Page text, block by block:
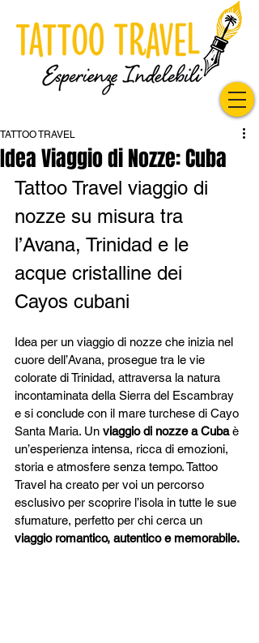
Idea Viaggio di Nozze: Cuba
TATTOO TRAVEL
Tattoo Travel viaggio di
nozze su misura tra
l’Avana, Trinidad e le
acque cristalline dei
Cayos cubani
Idea per un viaggio di nozze che inizia nel
cuore dell’Avana, prosegue tra le vie
colorate di Trinidad, attraversa la natura
incontaminata della Sierra del Escambray
e si conclude con il mare turchese di Cayo
Santa Maria. Un viaggio di nozze a Cuba è
un’esperienza intensa, ricca di emozioni,
storia e atmosfere senza tempo. Tattoo
Travel ha creato per voi un percorso
esclusivo per scoprire l’isola in tutte le sue
sfumature, perfetto per chi cerca un
viaggio romantico, autentico e memorabile.